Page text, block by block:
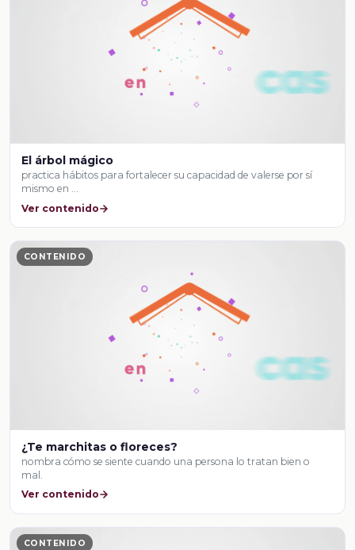
El árbol mágico
practica hábitos para fortalecer su capacidad de valerse por sí
mismo en …
Ver contenido
CONTENIDO
¿Te marchitas o floreces?
nombra cómo se siente cuando una persona lo tratan bien o
mal.
Ver contenido
CONTENIDO